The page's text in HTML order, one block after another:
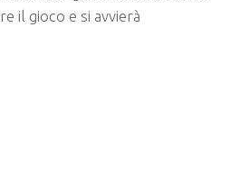
il gioco e si avvierà